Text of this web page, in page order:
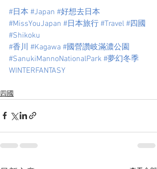
#日本 #Japan #好想去日本
#MissYouJapan #日本旅行 #Travel #四國
#Shikoku
#香川 #Kagawa #國營讚岐滿濃公園
#SanukiMannoNationalPark #夢幻冬季
WINTERFANTASY
四國